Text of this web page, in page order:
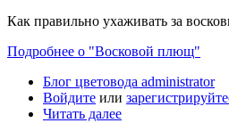
Как правильно ухаживать за
Подробнее о "Восковой плющ"
Блог цветовода administrator
Войдите или
Читать далее